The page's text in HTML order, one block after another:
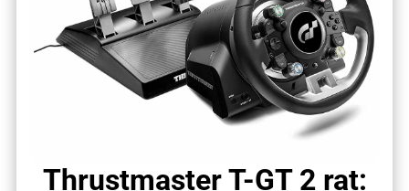
Thrustmaster T-GT 2 rat: